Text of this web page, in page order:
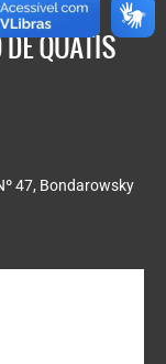
47, Bondarowsky